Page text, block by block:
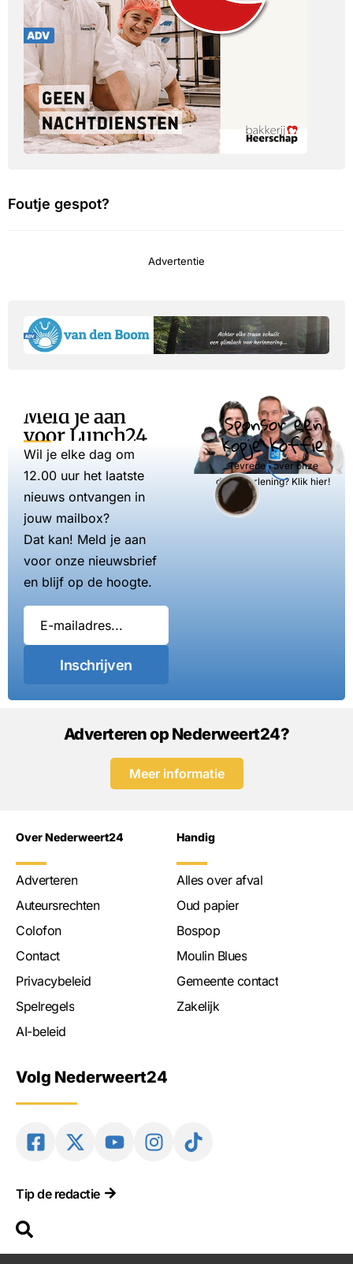
Foutje gespot?
Advertentie
Meld je aan
voor Lunch24
Wil je elke dag om
12.00 uur het laatste
nieuws ontvangen in
jouw mailbox?
Dat kan! Meld je aan
voor onze nieuwsbrief
en blijf op de hoogte.
Inschrijven
Sponsor een
kopje koffie
Tevreden over onze
dienstverlening? Klik hier!
Adverteren op Nederweert24?
Meer informatie
Over Nederweert24
Adverteren
Auteursrechten
Colofon
Contact
Privacybeleid
Spelregels
AI-beleid
Handig
Alles over afval
Oud papier
Bospop
Moulin Blues
Gemeente contact
Zakelijk
Volg Nederweert24
Tip de redactie